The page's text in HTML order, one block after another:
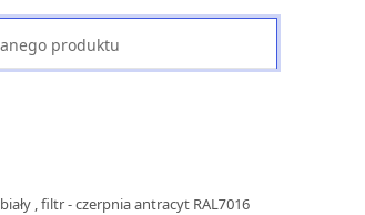
, filtr - czerpnia antracyt RAL7016